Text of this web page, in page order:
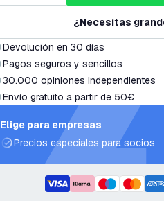
¿Necesitas
Devolución en 30 días
Pagos seguros y sencillos
30.000 opiniones independientes
Envío gratuito a partir de 50€
Elige para empresas
Precios especiales para socios